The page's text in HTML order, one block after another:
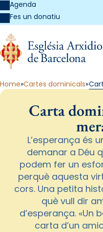
Agenda
Fes un donatiu
Home Cartes dominicals
Carta
L’esperança és
demanar a Déu
podem fer un
perquè aquesta
cors. Una petita
què vull dir
d’esperança. «Un
carta d’un